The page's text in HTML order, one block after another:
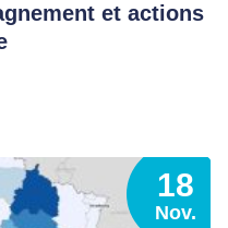
et actions
18
Nov.